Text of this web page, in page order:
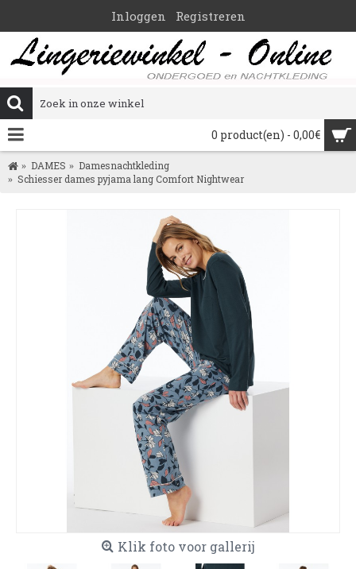
Inloggen Registreren
0 product(en) - 0,00€
DAMES
Damesnachtkleding
Schiesser dames pyjama lang Comfort Nightwear
Klik foto voor gallerij